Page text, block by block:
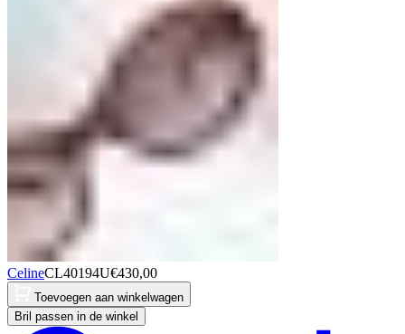
CelineCL40194U€430,00
Toevoegen aan winkelwagen
Bril passen in de winkel